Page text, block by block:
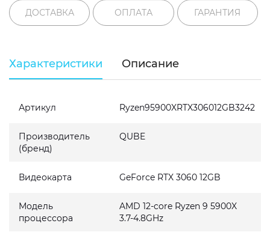
ДОСТАВКА ОПЛАТА ГАРАНТИЯ
Характеристики Описание
Артикул Ryzen95900XRTX306012GB3242
Производитель
(бренд)
QUBE
Видеокарта GeForce RTX 3060 12GB
Модель
процессора
AMD 12-core Ryzen 9 5900X
3.7-4.8GHz